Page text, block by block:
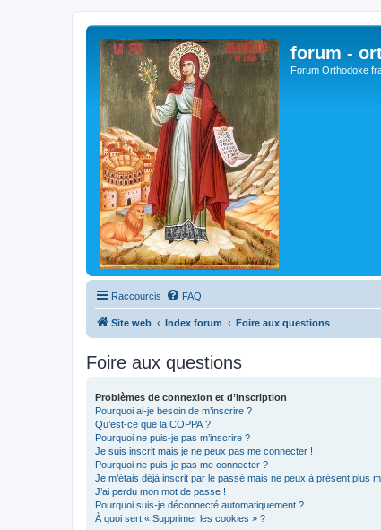
forum -
Forum Orthodoxe
Raccourcis FAQ
Site web Index forum Foire aux questions
Foire aux questions
Problèmes de connexion et d’inscription
Pourquoi ai-je besoin de m’inscrire ?
Qu’est-ce que la COPPA ?
Pourquoi ne puis-je pas m’inscrire ?
Je suis inscrit mais je ne peux pas me connecter !
Pourquoi ne puis-je pas me connecter ?
Je m’étais déjà inscrit par le passé mais ne peux à présent plus
J’ai perdu mon mot de passe !
Pourquoi suis-je déconnecté automatiquement ?
À quoi sert « Supprimer les cookies » ?